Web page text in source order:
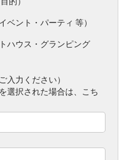
ベント・パーティ 等）
ハウス・グランピング
入力ください）
選択された場合は、こち